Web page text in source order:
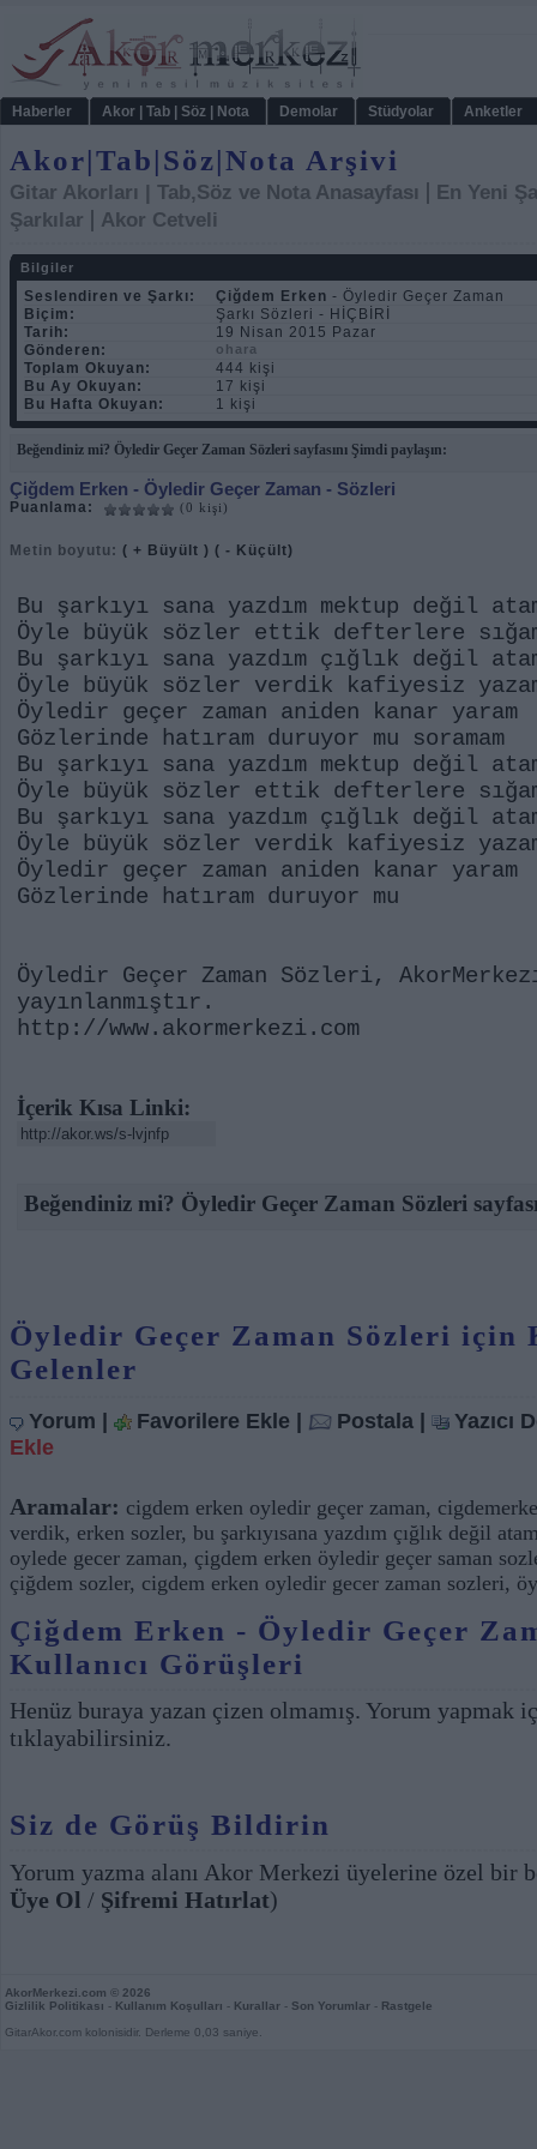
Haberler Akor | Tab | Söz | Nota Demolar Stüdyolar Anketler
Akor|Tab|Söz|Nota Arşivi
Gitar Akorları | Tab,Söz ve Nota Anasayfası | En Yeni
Şarkılar | Akor Cetveli
Bilgiler
Seslendiren ve Şarkı: Çiğdem Erken - Öyledir Geçer Zaman
Biçim:
Şarkı Sözleri - HİÇBİRİ
Tarih:
19 Nisan 2015 Pazar
Gönderen:
ohara
Toplam Okuyan:
444 kişi
Bu Ay Okuyan:
17 kişi
Bu Hafta Okuyan:
1 kişi
Beğendiniz mi? Öyledir Geçer Zaman Sözleri sayfasını Şimdi paylaşın:
Çiğdem Erken - Öyledir Geçer Zaman - Sözleri
Puanlama: (0 kişi)
Metin boyutu: ( + Büyült ) ( - Küçült)
Bu şarkıyı sana yazdım mektup değil
Öyle büyük sözler ettik defterlere
Bu şarkıyı sana yazdım çığlık değil
Öyle büyük sözler verdik kafiyesiz
Öyledir geçer zaman aniden kanar yaram
Gözlerinde hatıram duruyor mu soramam
Bu şarkıyı sana yazdım mektup değil
Öyle büyük sözler ettik defterlere
Bu şarkıyı sana yazdım çığlık değil
Öyle büyük sözler verdik kafiyesiz
Öyledir geçer zaman aniden kanar yaram
Gözlerinde hatıram duruyor mu
Öyledir Geçer Zaman Sözleri,
yayınlanmıştır.
http://www.akormerkezi.com
İçerik Kısa Linki:
Beğendiniz mi? Öyledir Geçer Zaman Sözleri
Öyledir Geçer Zaman Sözleri için
Gelenler
Yorum | Favorilere Ekle | Postala |
Yazıcı
Ekle
Aramalar: cigdem erken oyledir geçer zaman,
verdik, erken sozler, bu şarkıyısana yazdım çığlık değil
oylede gecer zaman, çigdem erken öyledir geçer saman
çiğdem sozler, cigdem erken oyledir gecer zaman sozleri,
Çiğdem Erken - Öyledir Geçer
Kullanıcı Görüşleri
Henüz buraya yazan çizen olmamış. Yorum yapmak
tıklayabilirsiniz.
Siz de Görüş Bildirin
Yorum yazma alanı Akor Merkezi üyelerine özel bir
Üye Ol / Şifremi Hatırlat)
AkorMerkezi.com © 2026
Gizlilik Politikası - Kullanım Koşulları - Kurallar - Son Yorumlar - Rastgele
GitarAkor.com kolonisidir. Derleme 0,03 saniye.